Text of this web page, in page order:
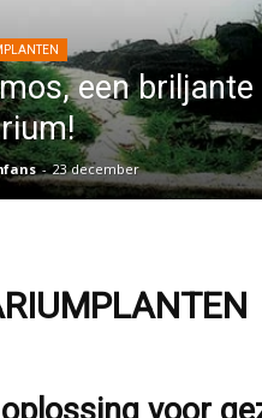
een
- 23 december
voor